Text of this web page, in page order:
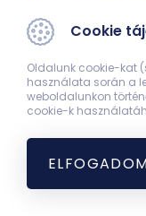
Cookie
Oldalunk cookie-kat
használata során a
weboldalunkon
cookie-k